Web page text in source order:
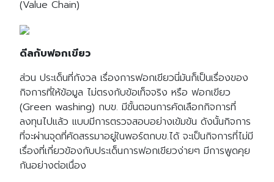
(Value Chain)
ดีลกับฟอกเขียว
ส่วน ประเด็นที่กังวล เรื่องการฟอกเขียวนี่มันก็เป็นเรื่องของ
กิจการที่ให้ข้อมูล ไม่ตรงกับข้อเท็จจริง หรือ ฟอกเขียว
(Green washing) กบข. มีขั้นตอนการคัดเลือกกิจการที่
ลงทุนไปแล้ว แบบมีการตรวจสอบอย่างเข้มข้น ดังนั้นกิจการ
ที่จะผ่านจุดที่คัดสรรมาอยู่ในพอร์ตกบข.ได้ จะเป็นกิจการที่ไม่มี
เรื่องที่เกี่ยวข้องกับประเด็นการฟอกเขียวง่ายๆ มีการพูดคุย
กันอย่างต่อเนื่อง